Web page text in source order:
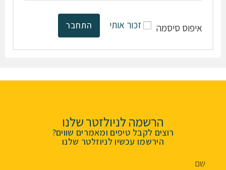
זכור אותי התחבר איפוס סיסמה
הרשמה לניולזטר שלנו
רוצים לקבל טיפים ומאמרים שווים?
הירשמו עכשיו לניוזלטר שלנו